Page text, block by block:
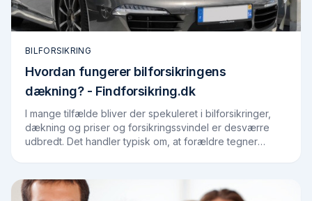
BILFORSIKRING
Hvordan fungerer bilforsikringens
dækning? - Findforsikring.dk
I mange tilfælde bliver der spekuleret i bilforsikringer,
dækning og priser og forsikringssvindel er desværre
udbredt. Det handler typisk om, at forældre tegner